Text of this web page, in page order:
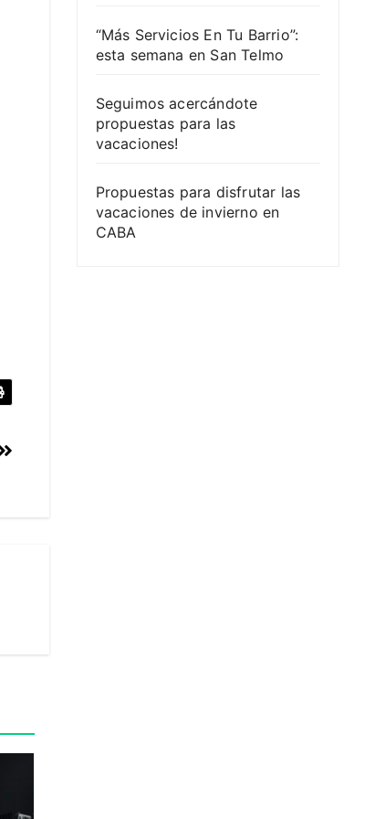
“Más Servicios En Tu Barrio”:
esta semana en San Telmo
Seguimos acercándote
propuestas para las
vacaciones!
Propuestas para disfrutar las
vacaciones de invierno en
CABA